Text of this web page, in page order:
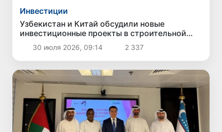
Инвестиции
Узбекистан и Китай обсудили новые
инвестиционные проекты в строительной
отрасли
30 июля 2026, 09:14 2 337